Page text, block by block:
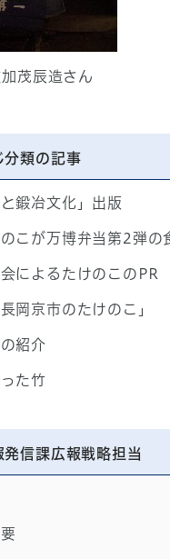
茂辰造さん
分類の記事
鍛冶文化」出版
こが万博弁当第2弾の
によるたけのこのPR
岡京市のたけのこ」
紹介
た竹
信課広報戦略担当